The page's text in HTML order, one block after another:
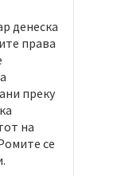
денеска
права
преку
на
се